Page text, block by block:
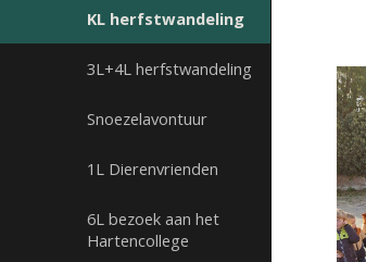
KL herfstwandeling
3L+4L herfstwandeling
Snoezelavontuur
1L Dierenvrienden
6L bezoek aan het
Hartencollege